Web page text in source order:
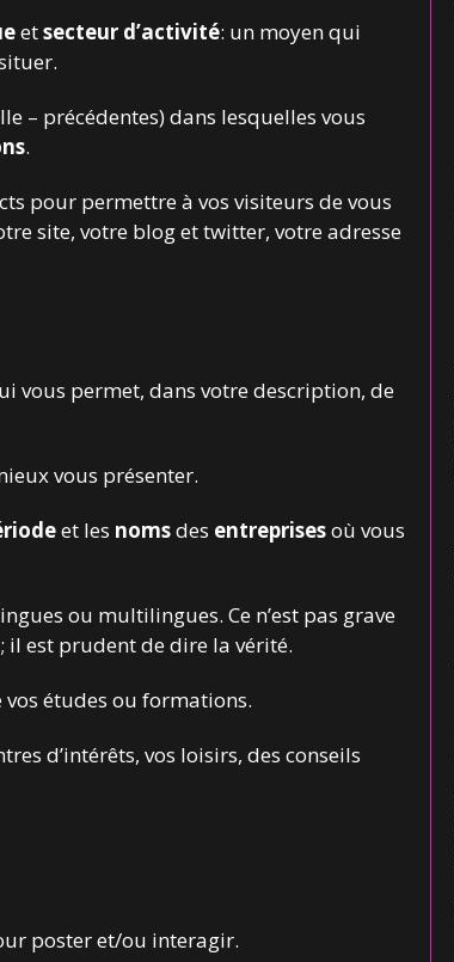
etsecteur d’activité: un moyen qui
– précédentes) dans lesquelles vous
.
pour permettre à vos visiteurs de vous
site, votre blog et twitter, votre adresse
vous permet, dans votre description, de
vous présenter.
et les nomsdes entreprisesoù vous
ou multilingues. Ce n’est pas grave
il est prudent de dire la vérité.
études ou formations.
d’intérêts, vos loisirs, des conseils
poster et/ou interagir.